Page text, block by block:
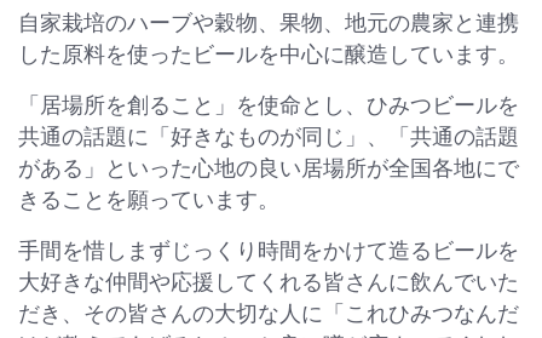
自家栽培のハーブや穀物、果物、地元の農家と連携
した原料を使ったビールを中心に醸造しています。
「居場所を創ること」を使命とし、ひみつビールを
共通の話題に「好きなものが同じ」、「共通の話題
がある」といった心地の良い居場所が全国各地にで
きることを願っています。
手間を惜しまずじっくり時間をかけて造るビールを
大好きな仲間や応援してくれる皆さんに飲んでいた
だき、その皆さんの大切な人に「これひみつなんだ